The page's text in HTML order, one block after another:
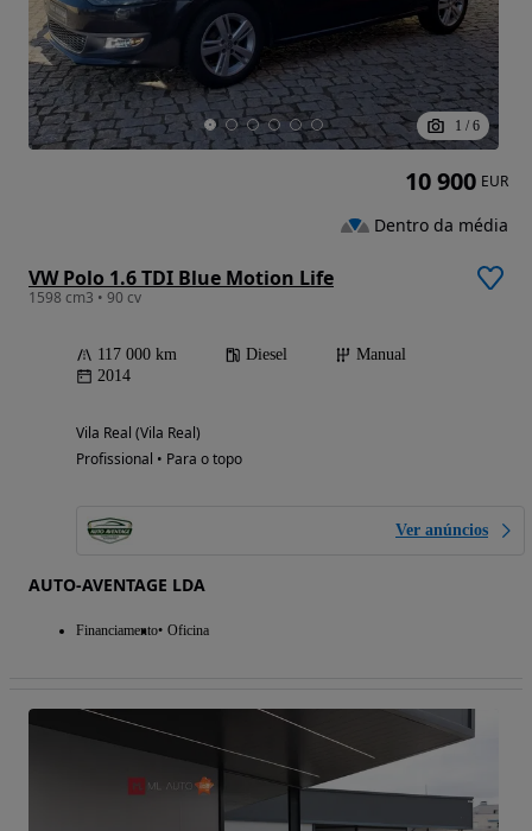
1 / 6
VW Polo 1.6 TDI Blue Motion Life
1598 cm3 • 90 cv
117 000 km Diesel
Manual
2014
Vila Real (Vila Real)
Profissional • Para o topo
Ver anúncios
AUTO-AVENTAGE LDA
Financiamento Oficina
10 900 EUR
Dentro da média